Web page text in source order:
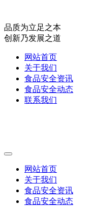
品质为立足之本
创新乃发展之道
网站首页
关于我们
食品安全资讯
食品安全动态
联系我们
网站首页
关于我们
食品安全资讯
食品安全动态